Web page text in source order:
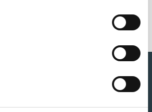
är intresserad av: